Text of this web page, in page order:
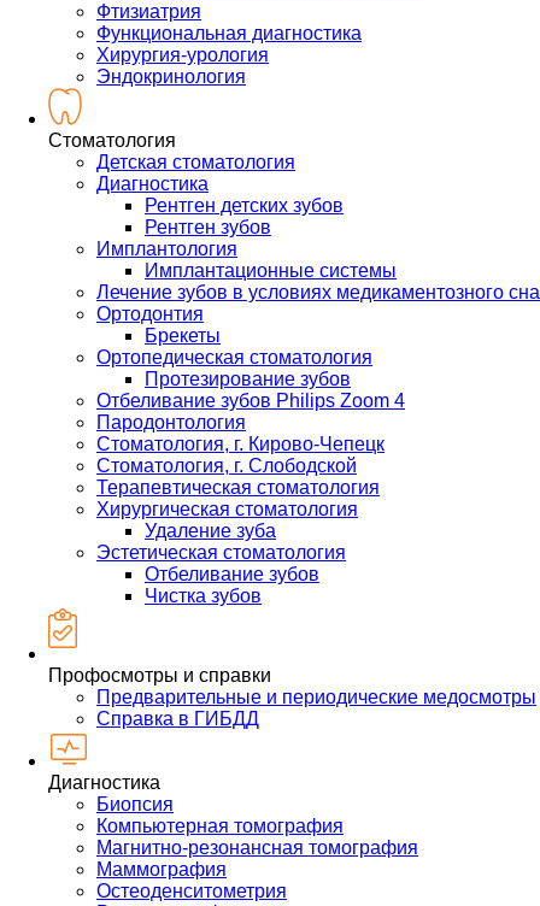
Фтизиатрия
Функциональная диагностика
Хирургия-урология
Эндокринология
Стоматология
Детская стоматология
Диагностика
Рентген детских зубов
Рентген зубов
Имплантология
Имплантационные системы
Лечение зубов в условиях медикаментозного сна
Ортодонтия
Брекеты
Ортопедическая стоматология
Протезирование зубов
Отбеливание зубов Philips Zoom 4
Пародонтология
Стоматология, г. Кирово-Чепецк
Стоматология, г. Слободской
Терапевтическая стоматология
Хирургическая стоматология
Удаление зуба
Эстетическая стоматология
Отбеливание зубов
Чистка зубов
Профосмотры и справки
Предварительные и периодические медосмотры
Справка в ГИБДД
Диагностика
Биопсия
Компьютерная томография
Магнитно-резонансная томография
Маммография
Остеоденситометрия